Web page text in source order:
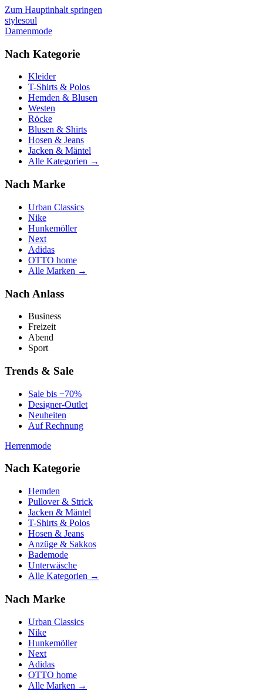
Zum Hauptinhalt springen
stylesoul
Damenmode
Nach Kategorie
Kleider
T-Shirts & Polos
Hemden & Blusen
Westen
Röcke
Blusen & Shirts
Hosen & Jeans
Jacken & Mäntel
Alle Kategorien →
Nach Marke
Urban Classics
Nike
Hunkemöller
Next
Adidas
OTTO home
Alle Marken →
Nach Anlass
Business
Freizeit
Abend
Sport
Trends & Sale
Sale bis −70%
Designer-Outlet
Neuheiten
Auf Rechnung
Herrenmode
Nach Kategorie
Hemden
Pullover & Strick
Jacken & Mäntel
T-Shirts & Polos
Hosen & Jeans
Anzüge & Sakkos
Bademode
Unterwäsche
Alle Kategorien →
Nach Marke
Urban Classics
Nike
Hunkemöller
Next
Adidas
OTTO home
Alle Marken →